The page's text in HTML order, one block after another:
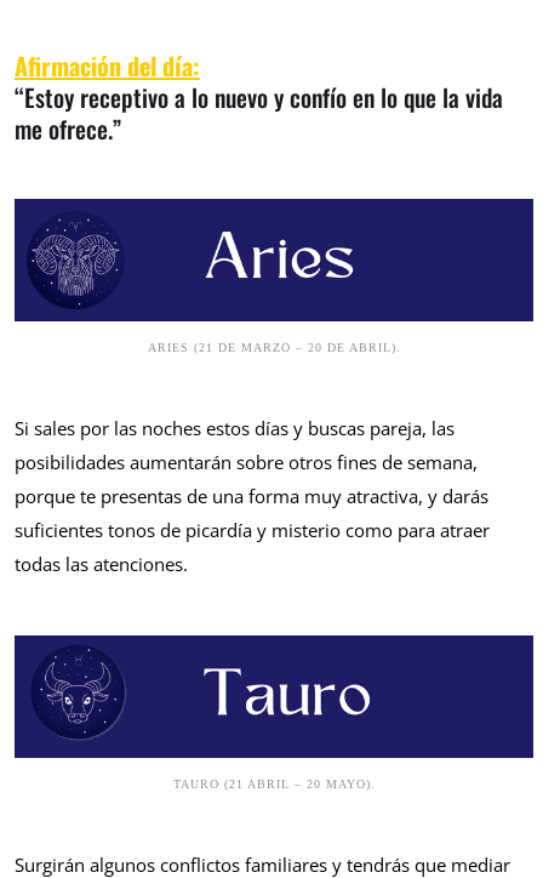
Afirmación del día:
“Estoy receptivo a lo nuevo y confío en lo que la vida
me ofrece.”
ARIES (21 DE MARZO – 20 DE ABRIL).
Si sales por las noches estos días y buscas pareja, las
posibilidades aumentarán sobre otros fines de semana,
porque te presentas de una forma muy atractiva, y darás
suficientes tonos de picardía y misterio como para atraer
todas las atenciones.
TAURO (21 ABRIL – 20 MAYO).
Surgirán algunos conflictos familiares y tendrás que mediar